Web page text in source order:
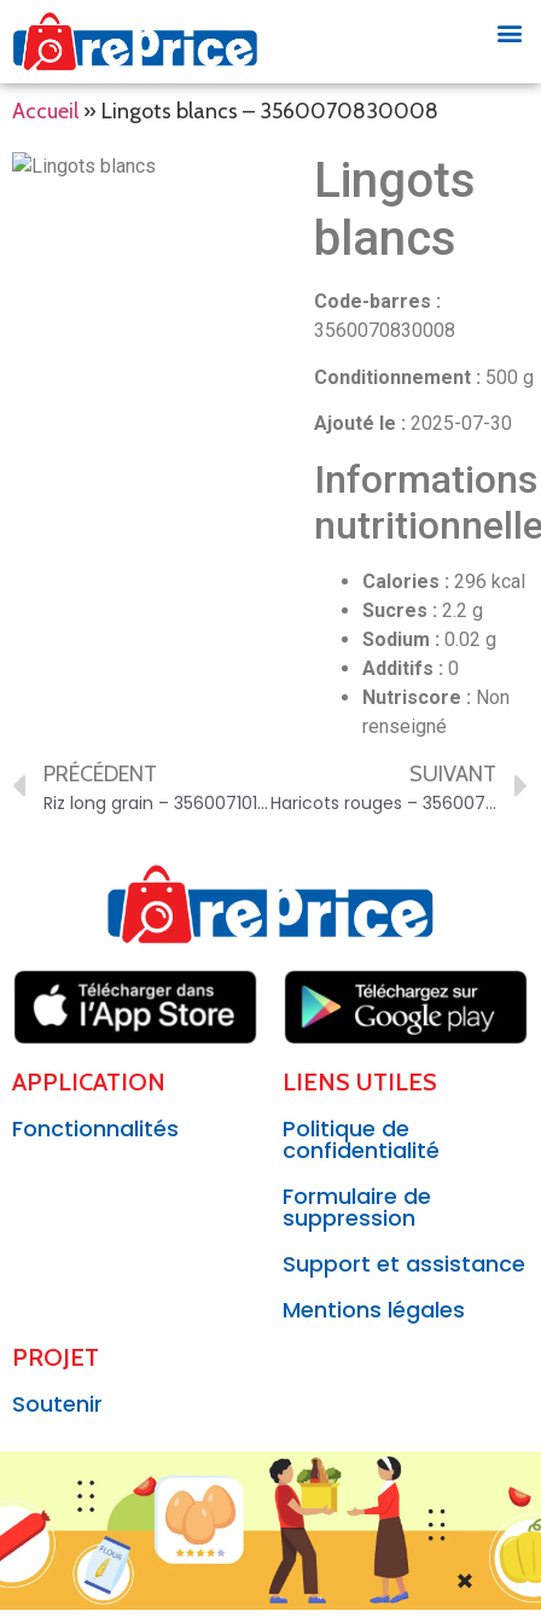
Accueil » Lingots blancs – 3560070830008
Lingots
blancs
Code-barres :
3560070830008
Conditionnement : 500 g
Ajouté le : 2025-07-30
Informations
Calories : 296 kcal
Sucres : 2.2 g
Sodium : 0.02 g
Additifs : 0
Nutriscore : Non
renseigné
PRÉCÉDENT
Riz long grain – 3560071016548
SUIVANT
Haricots rouges – 3560071440978
APPLICATION
Fonctionnalités
LIENS UTILES
Politique de
confidentialité
Formulaire de
suppression
Support et assistance
Mentions légales
PROJET
Soutenir